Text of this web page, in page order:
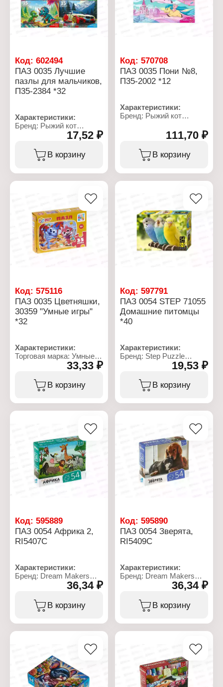
6,5х9х2,5 см
Код: 602494
ПАЗ 0035 Лучшие
пазлы для мальчиков,
П35-2384 *32
Характеристики:
Бренд: Рыжий кот
Артикул: П35-2384
мальчиков"
Тип товара: Пазл
Рекомендуемый возраст:
от 3 лет
Размер коробки:
6,5х9х2,5 см
17,52 ₽
В корзину
Код:570708
ПАЗ 0035 Пони №8,
П35-2002 *12
Характеристики:
Бренд: Рыжий кот
Тип товара: Пазл
Модель: "Пони № 8"
Размер собранного
пазла: 21х30 см
35 элементов
Упаковка: в коробке
Рекомендуемый возраст:
от 3 лет
111,70 ₽
В корзину
Код: 575116
ПАЗ 0035 Цветняшки,
30359 "Умные игры"
*32
Характеристики:
Торговая марка: Умные
Тип товара: Пазл
Модель: "Цветняшки"
Рекомендуемый возраст:
от 3 лет
33,33 ₽
В корзину
Код:597791
ПАЗ 0054 STEP 71055
Домашние питомцы
*40
Характеристики:
Бренд: Step Puzzle
Артикул: 71055
Модель: "Домашние
питомцы"
Количество элементов:
54 элемента
Материал: картон
Упаковка: в коробке
Рекомендуемый возраст:
от 3 лет
19,53 ₽
В корзину
Код: 595889
ПАЗ 0054 Африка 2,
RI5407C
Характеристики:
Бренд: Dream Makers
Артикул: RI5407C
Модель: "Удивительная
Африка"
Количество элементов:
54 элемента
Материал: картон
Упаковка: в коробке
36,34 ₽
В корзину
Код:595890
ПАЗ 0054 Зверята,
RI5409C
Характеристики:
Бренд: Dream Makers
Артикул: RI5409C
Модель: "Милые
зверята"
Количество элементов:
54 элемента
Материал: картон
Упаковка: в коробке
36,34 ₽
В корзину